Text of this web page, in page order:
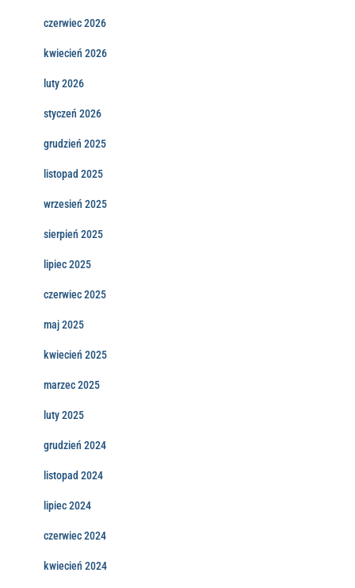
czerwiec 2026
kwiecień 2026
luty 2026
styczeń 2026
grudzień 2025
listopad 2025
wrzesień 2025
sierpień 2025
lipiec 2025
czerwiec 2025
maj 2025
kwiecień 2025
marzec 2025
luty 2025
grudzień 2024
listopad 2024
lipiec 2024
czerwiec 2024
kwiecień 2024